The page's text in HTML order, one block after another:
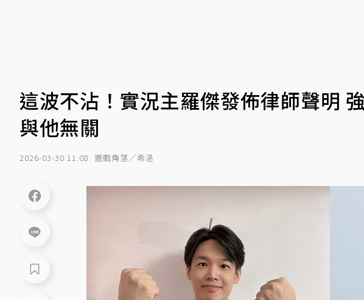
這波不沾！實況主羅傑發佈律師聲明
與他無關
2026-03-30 11:08 遊戲角落／希洛